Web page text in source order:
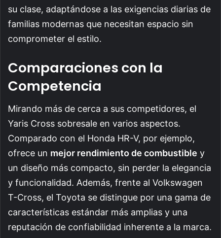
su clase, adaptándose a las exigencias diarias de
familias modernas que necesitan espacio sin
comprometer el estilo.
Comparaciones con la
Competencia
Mirando más de cerca a sus competidores, el
Yaris Cross sobresale en varios aspectos.
Comparado con el Honda HR-V, por ejemplo,
ofrece un mejor rendimiento de combustible y
un diseño más compacto, sin perder la elegancia
y funcionalidad. Además, frente al Volkswagen
T-Cross, el Toyota se distingue por una gama de
características estándar más amplias y una
reputación de confiabilidad inherente a la marca.